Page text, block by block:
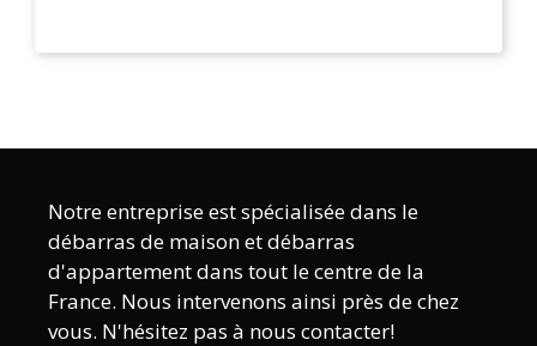
Notre entreprise est spécialisée dans le
débarras de maison et débarras
d'appartement dans tout le centre de la
France. Nous intervenons ainsi près de chez
vous. N'hésitez pas à nous contacter!